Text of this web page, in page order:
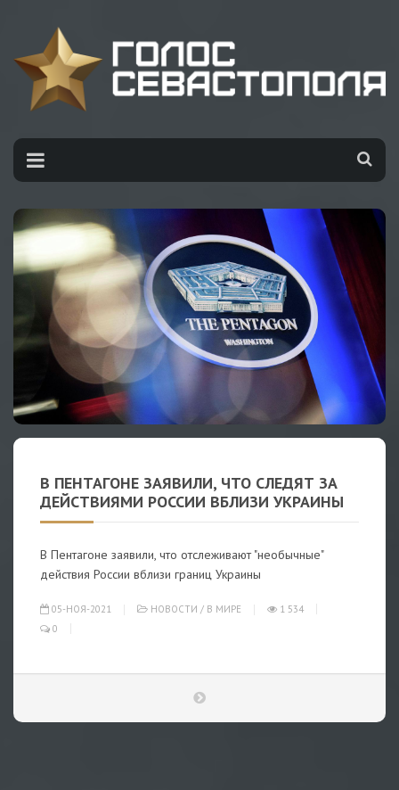
В ПЕНТАГОНЕ ЗАЯВИЛИ, ЧТО СЛЕДЯТ ЗА
ДЕЙСТВИЯМИ РОССИИ ВБЛИЗИ УКРАИНЫ
В Пентагоне заявили, что отслеживают "необычные"
действия России вблизи границ Украины
05-НОЯ-2021 НОВОСТИ / В МИРЕ
1 534
0